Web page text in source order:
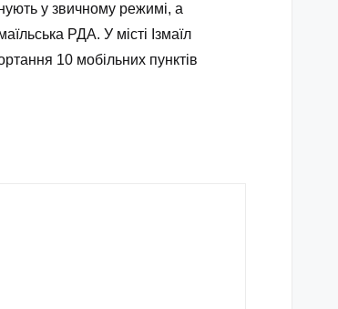
у звичному режимі, а
РДА. У місті Ізмаїл
10 мобільних пунктів